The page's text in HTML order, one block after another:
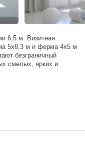
6,5 м. Визитная
5х8,3 м и ферма 4х5 м
безграничный
смелых, ярких и
блэкаут шторами,
солнечный свет,